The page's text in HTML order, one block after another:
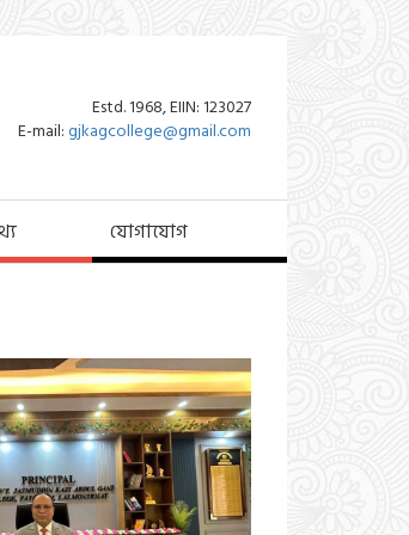
Estd. 1968, EIIN: 123027
E-mail:gjkagcollege@gmail.com
যোগাযোগ